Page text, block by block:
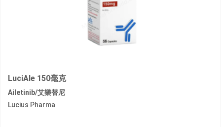
LuciAle 150毫克
Ailetinib/艾樂替尼
Lucius Pharma